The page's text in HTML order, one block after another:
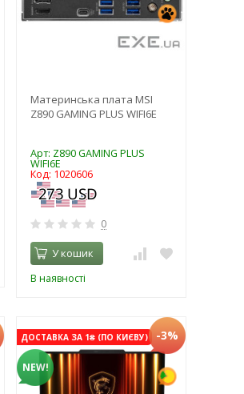
Материнська плата MSI
Z890 GAMING PLUS WIFI6E
Арт: Z890 GAMING PLUS
WIFI6E
Код: 1020606
0
У кошик
В наявності
ДОСТАВКА ЗА 1₴ (ПО КИЄВУ)
NEW!
-3%